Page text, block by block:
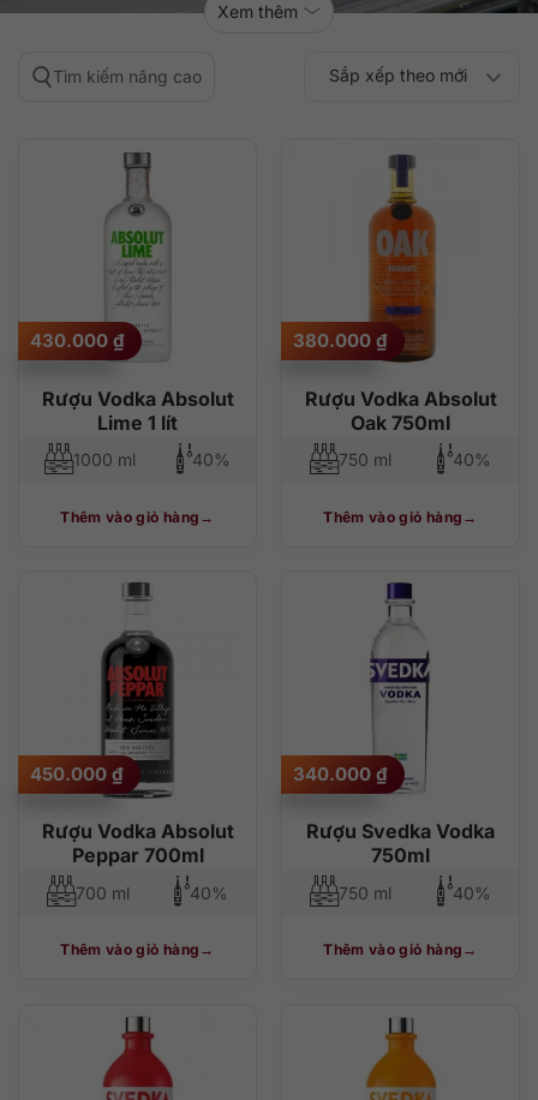
Xem thêm
Tìm kiếm nâng cao Sắp xếp theo
độ phổ biến
Sắp xếp theo mới
thấp đến cao
cao đến thấp
Rượu Vodka Absolut
Lime 1 lít
430.000 ₫
1000 ml 40%
Thêm vào giỏ hàng
Rượu Vodka Absolut
Oak 750ml
380.000 ₫
750 ml 40%
Thêm vào giỏ hàng
Rượu Vodka Absolut
Peppar 700ml
450.000 ₫
700 ml 40%
Thêm vào giỏ hàng
Rượu Svedka Vodka
750ml
340.000 ₫
750 ml 40%
Thêm vào giỏ hàng